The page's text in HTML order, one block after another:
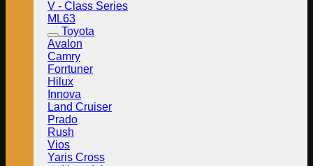
V - Class Series
ML63
Toyota
Avalon
Camry
Forrtuner
Hilux
Innova
Land Cruiser
Prado
Rush
Vios
Yaris Cross